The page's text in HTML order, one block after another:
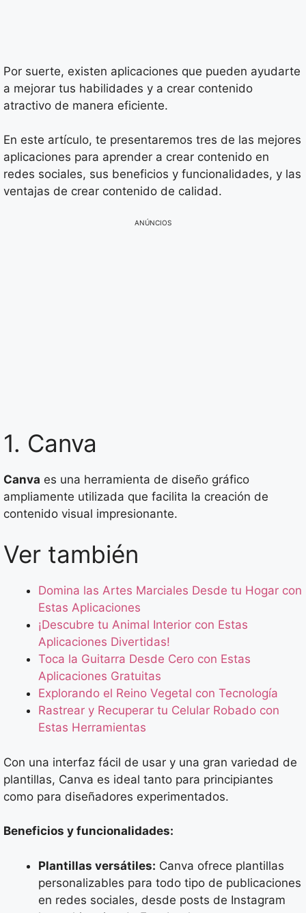
Por suerte, existen aplicaciones que pueden ayudarte
a mejorar tus habilidades y a crear contenido
atractivo de manera eficiente.
En este artículo, te presentaremos tres de las mejores
aplicaciones para aprender a crear contenido en
redes sociales, sus beneficios y funcionalidades, y las
ventajas de crear contenido de calidad.
ANÚNCIOS
1. Canva
Canva es una herramienta de diseño gráfico
ampliamente utilizada que facilita la creación de
contenido visual impresionante.
Ver también
Domina las Artes Marciales Desde tu Hogar con
Estas Aplicaciones
¡Descubre tu Animal Interior con Estas
Aplicaciones Divertidas!
Toca la Guitarra Desde Cero con Estas
Aplicaciones Gratuitas
Explorando el Reino Vegetal con Tecnología
Rastrear y Recuperar tu Celular Robado con
Estas Herramientas
Con una interfaz fácil de usar y una gran variedad de
plantillas, Canva es ideal tanto para principiantes
como para diseñadores experimentados.
Beneficios y funcionalidades:
Plantillas versátiles: Canva ofrece plantillas
personalizables para todo tipo de publicaciones
en redes sociales, desde posts de Instagram